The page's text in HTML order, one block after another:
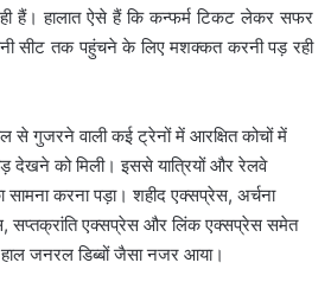
रही हैं। हालात ऐसे हैं कि कन्फर्म टिकट लेकर सफर
सीट तक पहुंचने के लिए मशक्कत करनी पड़ रही
से गुजरने वाली कई ट्रेनों में आरक्षित कोचों में
देखने को मिली। इससे यात्रियों और रेलवे
सामना करना पड़ा। शहीद एक्सप्रेस, अर्चना
सप्तक्रांति एक्सप्रेस और लिंक एक्सप्रेस समेत
जनरल डिब्बों जैसा नजर आया।